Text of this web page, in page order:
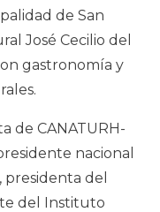
de San
José Cecilio del
gastronomía y
de CANATURH-
nacional
presidenta del
del Instituto